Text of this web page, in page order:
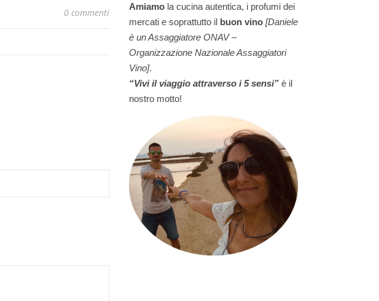
0 commenti
Amiamo la cucina autentica, i profumi dei
mercati e soprattutto il buon vino [Daniele
è un Assaggiatore ONAV –
Organizzazione Nazionale Assaggiatori
Vino].
“Vivi il viaggio attraverso i 5 sensi” è il
nostro motto!